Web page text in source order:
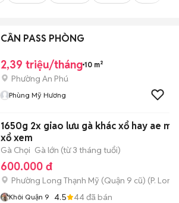
CẦN PASS PHÒNG
2,39 triệu/tháng 10 m²
Phường An Phú
Phùng Mỹ Hương
1650g 2x giao lưu gà khác xổ hay ae
xổ xem
Gà Chọi Gà lớn (từ 3 tháng tuổi)
600.000 đ
Phường Long Thạnh Mỹ (Quận 9 cũ) (P.
Khôi Quận 9 4.5 44đã bán